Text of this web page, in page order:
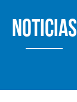
Noticias